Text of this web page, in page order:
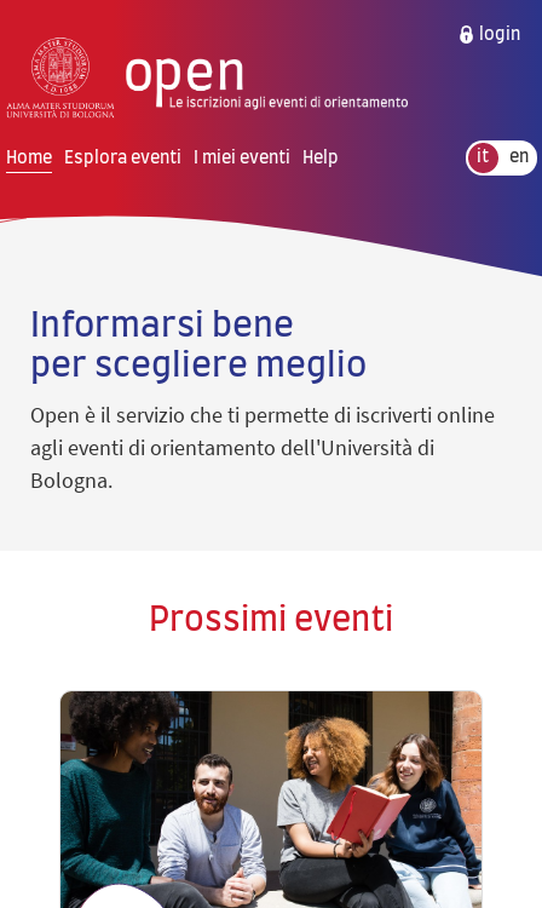
login
Home Esplora eventi I miei eventi Help it en
H
o
e
p
Informarsi bene
per scegliere meglio
Open è il servizio che ti permette di iscriverti online
agli eventi di orientamento dell'Università di
Bologna.
Prossimi eventi